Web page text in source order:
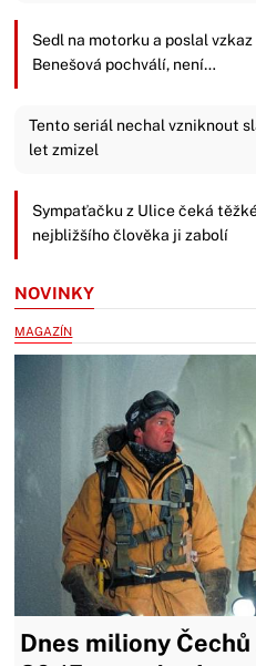
Sedl na motorku a poslal
Benešová pochválí, není…
Tento seriál nechal vzniknout
let zmizel
Sympaťačku z Ulice čeká
nejbližšího člověka ji zabolí
NOVINKY
MAGAZÍN
Dnes miliony